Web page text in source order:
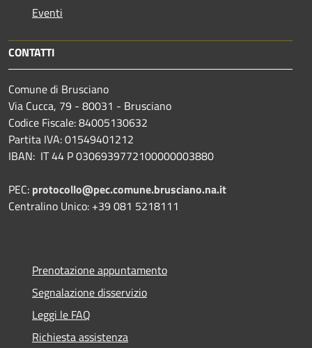
Eventi
CONTATTI
Comune di Brusciano
Via Cucca, 79 - 80031 - Brusciano
Codice Fiscale: 84005130632
Partita IVA: 01549401212
IBAN: IT 44 P 0306939772100000003880
PEC: protocollo@pec.comune.brusciano.na.it
Centralino Unico: +39 081 5218111
Prenotazione appuntamento
Segnalazione disservizio
Leggi le FAQ
Richiesta assistenza